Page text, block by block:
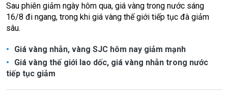
Sau phiên giảm ngày hôm qua, giá vàng trong nước sáng
16/8 đi ngang, trong khi giá vàng thế giới tiếp tục đà giảm
sâu.
Giá vàng nhẫn, vàng SJC hôm nay giảm mạnh
Giá vàng thế giới lao dốc, giá vàng nhẫn trong nước
tiếp tục giảm